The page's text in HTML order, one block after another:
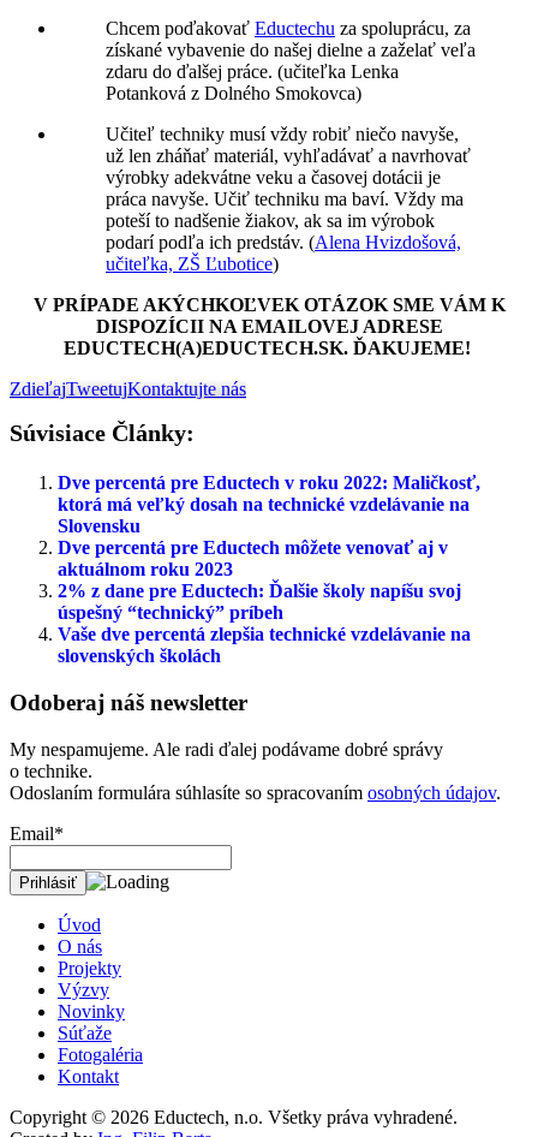
Chcem poďakovať Eductechu za spoluprácu, za
získané vybavenie do našej dielne a zaželať veľa
zdaru do ďalšej práce. (učiteľka Lenka
Potanková z Dolného Smokovca)
Učiteľ techniky musí vždy robiť niečo navyše,
už len zháňať materiál, vyhľadávať a navrhovať
výrobky adekvátne veku a časovej dotácii je
práca navyše. Učiť techniku ma baví. Vždy ma
poteší to nadšenie žiakov, ak sa im výrobok
podarí podľa ich predstáv. (Alena Hvizdošová,
učiteľka, ZŠ Ľubotice)
V PRÍPADE AKÝCHKOĽVEK OTÁZOK SME VÁM K
DISPOZÍCII NA EMAILOVEJ ADRESE
EDUCTECH(A)EDUCTECH.SK. ĎAKUJEME!
ZdieľajTweetujKontaktujte nás
Súvisiace Články:
Dve percentá pre Eductech v roku 2022: Maličkosť,
ktorá má veľký dosah na technické vzdelávanie na
Slovensku
Dve percentá pre Eductech môžete venovať aj v
aktuálnom roku 2023
2% z dane pre Eductech: Ďalšie školy napíšu svoj
úspešný “technický” príbeh
Vaše dve percentá zlepšia technické vzdelávanie na
slovenských školách
Odoberaj náš newsletter
My nespamujeme. Ale radi ďalej podávame dobré správy
o technike.
Odoslaním formulára súhlasíte so spracovaním osobných údajov.
Email*
Úvod
O nás
Projekty
Výzvy
Novinky
Súťaže
Fotogaléria
Kontakt
Copyright © 2026 Eductech, n.o. Všetky práva vyhradené.